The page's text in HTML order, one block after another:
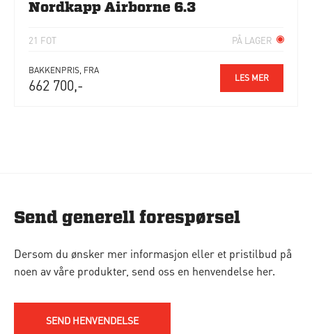
Nordkapp Airborne 6.3
21 FOT PÅ LAGER
BAKKENPRIS, FRA
662 700,- LES MER
Send generell forespørsel
Dersom du ønsker mer informasjon eller et pristilbud på
noen av våre produkter, send oss en henvendelse her.
SEND HENVENDELSE